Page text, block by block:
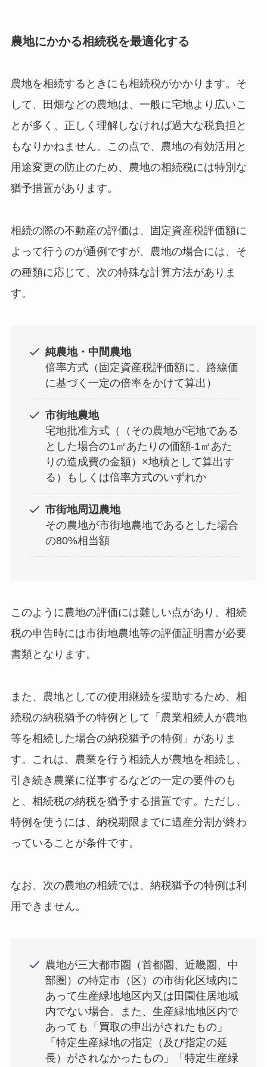
農地にかかる相続税を最適化する
農地を相続するときにも相続税がかかります。そ
して、田畑などの農地は、一般に宅地より広いこ
とが多く、正しく理解しなければ過大な税負担と
もなりかねません。この点で、農地の有効活用と
用途変更の防止のため、農地の相続税には特別な
猶予措置があります。
相続の際の不動産の評価は、固定資産税評価額に
よって行うのが通例ですが、農地の場合には、そ
の種類に応じて、次の特殊な計算方法がありま
す。
純農地・中間農地
倍率方式（固定資産税評価額に、路線価
に基づく一定の倍率をかけて算出）
市街地農地
宅地批准方式（（その農地が宅地である
とした場合の1㎡あたりの価額-1㎡あた
りの造成費の金額）×地積として算出す
る）もしくは倍率方式のいずれか
市街地周辺農地
その農地が市街地農地であるとした場合
の80%相当額
このように農地の評価には難しい点があり、相続
税の申告時には市街地農地等の評価証明書が必要
書類となります。
また、農地としての使用継続を援助するため、相
続税の納税猶予の特例として「農業相続人が農地
等を相続した場合の納税猶予の特例」がありま
す。これは、農業を行う相続人が農地を相続し、
引き続き農業に従事するなどの一定の要件のも
と、相続税の納税を猶予する措置です。ただし、
特例を使うには、納税期限までに遺産分割が終わ
っていることが条件です。
なお、次の農地の相続では、納税猶予の特例は利
用できません。
農地が三大都市圏（首都圏、近畿圏、中
部圏）の特定市（区）の市街化区域内に
あって生産緑地地区内又は田園住居地域
内でない場合。また、生産緑地地区内で
あっても「買取の申出がされたもの」
「特定生産緑地の指定（及び指定の延
長）がされなかったもの」「特定生産緑